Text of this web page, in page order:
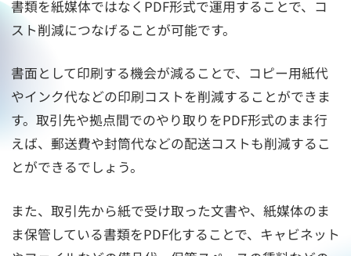
書類を紙媒体ではなくPDF形式で運用することで、コ
スト削減につなげることが可能です。
書面として印刷する機会が減ることで、コピー用紙代
やインク代などの印刷コストを削減することができま
す。取引先や拠点間でのやり取りをPDF形式のまま行
えば、郵送費や封筒代などの配送コストも削減するこ
とができるでしょう。
また、取引先から紙で受け取った文書や、紙媒体のま
ま保管している書類をPDF化することで、キャビネット